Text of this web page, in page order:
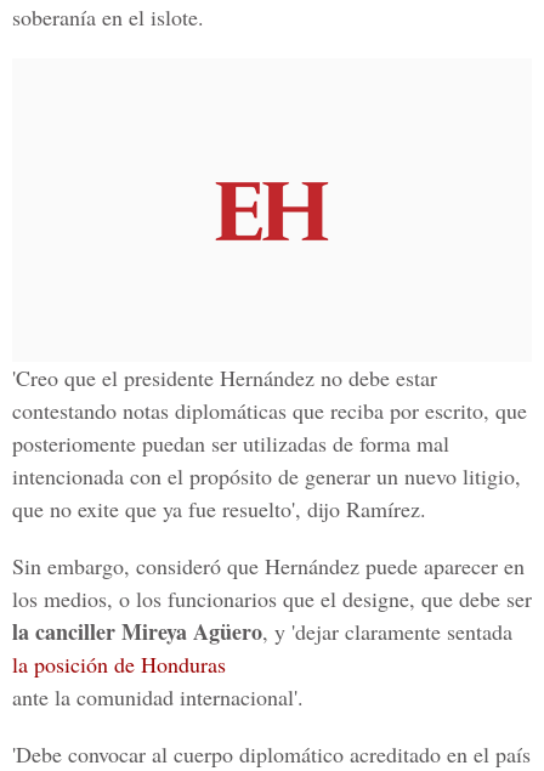
soberanía en el islote.
'Creo que el presidente Hernández no debe estar
contestando notas diplomáticas que reciba por escrito, que
posteriomente puedan ser utilizadas de forma mal
intencionada con el propósito de generar un nuevo litigio,
que no exite que ya fue resuelto', dijo Ramírez.
Sin embargo, consideró que Hernández puede aparecer en
los medios, o los funcionarios que el designe, que debe ser
la canciller Mireya Agüero, y 'dejar claramente sentada
la posición de Honduras
ante la comunidad internacional'.
'Debe convocar al cuerpo diplomático acreditado en el país